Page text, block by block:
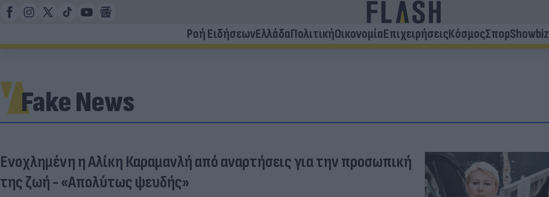
Ροή ΕιδήσεωνΕλλάδαΠολιτικήΟικονομίαΕπιχειρήσειςΚόσμοςΣπορShowbiz
Fake News
Ενοχλημένη η Αλίκη Καραμανλή από αναρτήσεις για την προσωπική
της ζωή - «Απολύτως ψευδής»